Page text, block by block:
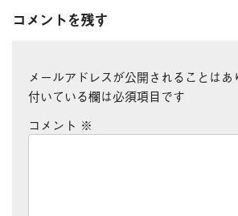
コメントを残す
メールアドレスが公開されることはあ
付いている欄は必須項目です
コメント ※